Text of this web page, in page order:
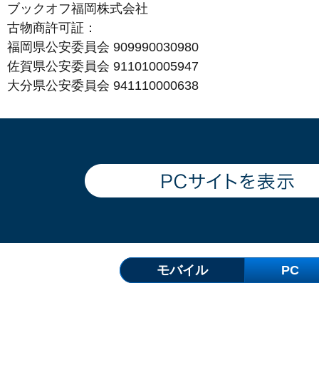
ブックオフ福岡株式会社
古物商許可証：
福岡県公安委員会 909990030980
佐賀県公安委員会 911010005947
大分県公安委員会 941110000638
モバイル PC